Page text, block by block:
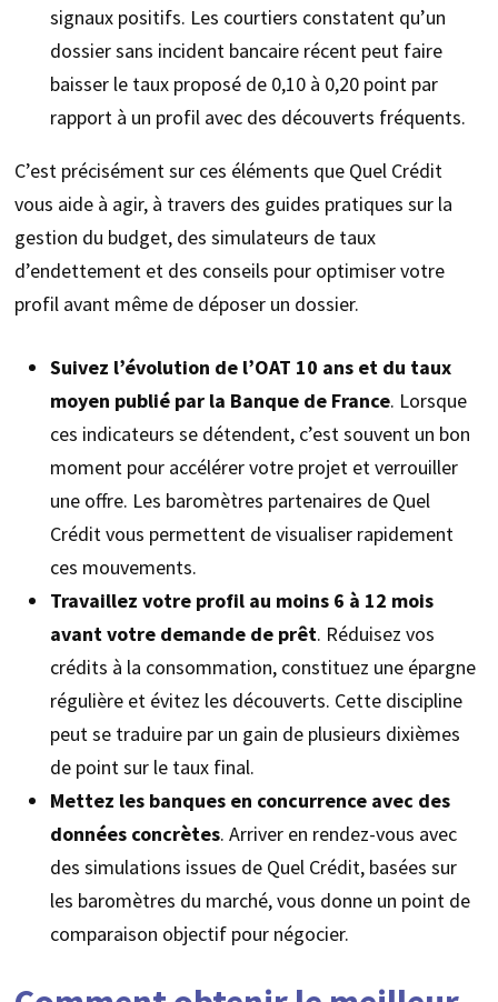
signaux positifs. Les courtiers constatent qu’un
dossier sans incident bancaire récent peut faire
baisser le taux proposé de 0,10 à 0,20 point par
rapport à un profil avec des découverts fréquents.
C’est précisément sur ces éléments que Quel Crédit
vous aide à agir, à travers des guides pratiques sur la
gestion du budget, des simulateurs de taux
d’endettement et des conseils pour optimiser votre
profil avant même de déposer un dossier.
Suivez l’évolution de l’OAT 10 ans et du taux
moyen publié par la Banque de France. Lorsque
ces indicateurs se détendent, c’est souvent un bon
moment pour accélérer votre projet et verrouiller
une offre. Les baromètres partenaires de Quel
Crédit vous permettent de visualiser rapidement
ces mouvements.
Travaillez votre profil au moins 6 à 12 mois
avant votre demande de prêt. Réduisez vos
crédits à la consommation, constituez une épargne
régulière et évitez les découverts. Cette discipline
peut se traduire par un gain de plusieurs dixièmes
de point sur le taux final.
Mettez les banques en concurrence avec des
données concrètes. Arriver en rendez-vous avec
des simulations issues de Quel Crédit, basées sur
les baromètres du marché, vous donne un point de
comparaison objectif pour négocier.